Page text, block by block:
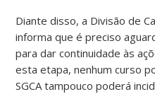
Diante disso, a Divisão de
informa que é preciso
para dar continuidade às
esta etapa, nenhum curso
SGCA tampouco poderá